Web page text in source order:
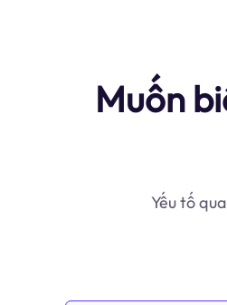
Muốn
Yếu tố